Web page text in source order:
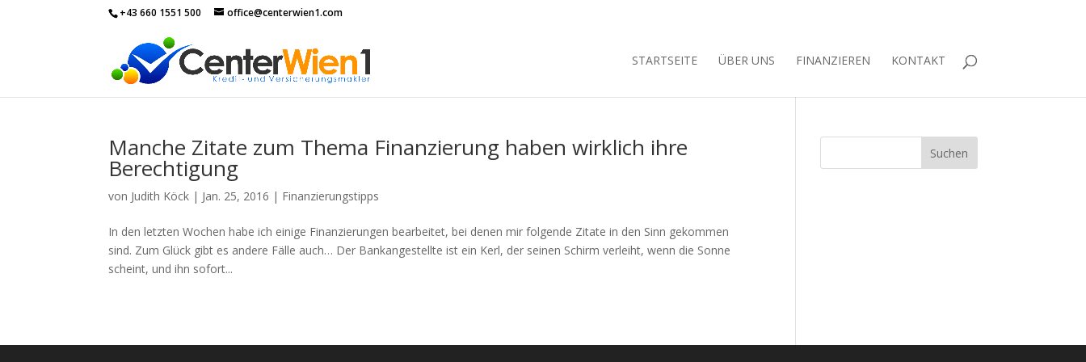
+43 660 1551 500 office@centerwien1.com
STARTSEITE ÜBER UNS FINANZIEREN KONTAKT
Manche Zitate zum Thema Finanzierung haben wirklich ihre
Berechtigung
von Judith Köck | Jan. 25, 2016 | Finanzierungstipps
In den letzten Wochen habe ich einige Finanzierungen bearbeitet, bei denen mir folgende Zitate in den Sinn gekommen
sind. Zum Glück gibt es andere Fälle auch… Der Bankangestellte ist ein Kerl, der seinen Schirm verleiht, wenn die Sonne
scheint, und ihn sofort...